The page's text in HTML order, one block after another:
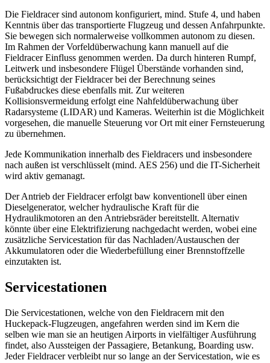
Die Fieldracer sind autonom konfiguriert, mind. Stufe 4, und haben
Kenntnis über das transportierte Flugzeug und dessen Anfahrpunkte.
Sie bewegen sich normalerweise vollkommen autonom zu diesen.
Im Rahmen der Vorfeldüberwachung kann manuell auf die
Fieldracer Einfluss genommen werden. Da durch hinteren Rumpf,
Leitwerk und insbesondere Flügel Überstände vorhanden sind,
berücksichtigt der Fieldracer bei der Berechnung seines
Fußabdruckes diese ebenfalls mit. Zur weiteren
Kollisionsvermeidung erfolgt eine Nahfeldüberwachung über
Radarsysteme (LIDAR) und Kameras. Weiterhin ist die Möglichkeit
vorgesehen, die manuelle Steuerung vor Ort mit einer Fernsteuerung
zu übernehmen.
Jede Kommunikation innerhalb des Fieldracers und insbesondere
nach außen ist verschlüsselt (mind. AES 256) und die IT-Sicherheit
wird aktiv gemanagt.
Der Antrieb der Fieldracer erfolgt baw konventionell über einen
Dieselgenerator, welcher hydraulische Kraft für die
Hydraulikmotoren an den Antriebsräder bereitstellt. Alternativ
könnte über eine Elektrifizierung nachgedacht werden, wobei eine
zusätzliche Servicestation für das Nachladen/Austauschen der
Akkumulatoren oder die Wiederbefüllung einer Brennstoffzelle
einzutakten ist.
Servicestationen
Die Servicestationen, welche von den Fieldracern mit den
Huckepack-Flugzeugen, angefahren werden sind im Kern die
selben wie man sie an heutigen Airports in vielfältiger Ausführung
findet, also Aussteigen der Passagiere, Betankung, Boarding usw.
Jeder Fieldracer verbleibt nur so lange an der Servicestation, wie es